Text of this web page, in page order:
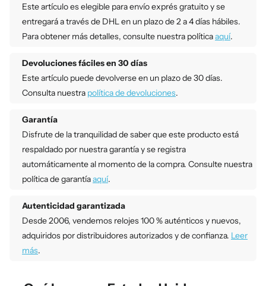
Este artículo es elegible para envío exprés gratuito y se
entregará a través de DHL en un plazo de 2 a 4 días hábiles.
Para obtener más detalles, consulte nuestra políticaaquí.
Devoluciones fáciles en 30 días
Este artículo puede devolverse en un plazo de 30 días.
Consulta nuestra política de devoluciones.
Garantía
Disfrute de la tranquilidad de saber que este producto está
respaldado por nuestra garantía y se registra
automáticamente al momento de la compra. Consulte nuestra
política de garantíaaquí.
Autenticidad garantizada
Desde 2006, vendemos relojes 100 % auténticos y nuevos,
adquiridos por distribuidores autorizados y de confianza. Leer
más.